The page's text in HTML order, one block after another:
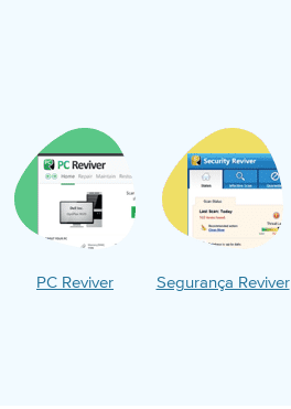
PC Reviver Segurança Reviver